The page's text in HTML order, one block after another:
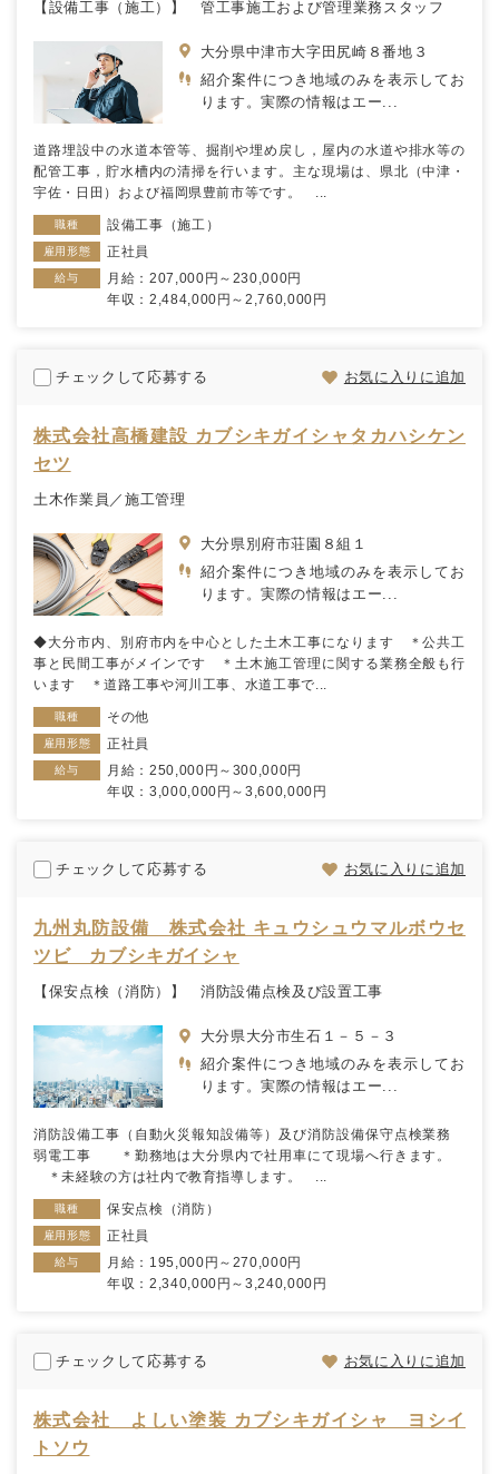
【設備工事（施工）】 管工事施工および管理業務スタッフ
大分県中津市大字田尻崎８番地３
紹介案件につき地域のみを表示してお
ります。実際の情報はエー...
道路埋設中の水道本管等、掘削や埋め戻し，屋内の水道や排水等の
配管工事，貯水槽内の清掃を行います。主な現場は、県北（中津・
宇佐・日田）および福岡県豊前市等です。 ...
職種 設備工事（施工）
雇用形態 正社員
給与
月給：207,000円～230,000円
年収：2,484,000円～2,760,000円
チェックして応募する お気に入りに追加
株式会社高橋建設 カブシキガイシャタカハシケン
セツ
土木作業員／施工管理
大分県別府市荘園８組１
紹介案件につき地域のみを表示してお
ります。実際の情報はエー...
◆大分市内、別府市内を中心とした土木工事になります ＊公共工
事と民間工事がメインです ＊土木施工管理に関する業務全般も行
います ＊道路工事や河川工事、水道工事で...
職種 その他
雇用形態 正社員
給与
月給：250,000円～300,000円
年収：3,000,000円～3,600,000円
チェックして応募する お気に入りに追加
九州丸防設備 株式会社 キュウシュウマルボウセ
ツビ カブシキガイシャ
【保安点検（消防）】 消防設備点検及び設置工事
大分県大分市生石１－５－３
紹介案件につき地域のみを表示してお
ります。実際の情報はエー...
消防設備工事（自動火災報知設備等）及び消防設備保守点検業務
弱電工事 ＊勤務地は大分県内で社用車にて現場へ行きます。
＊未経験の方は社内で教育指導します。 ...
職種 保安点検（消防）
雇用形態 正社員
給与
月給：195,000円～270,000円
年収：2,340,000円～3,240,000円
チェックして応募する お気に入りに追加
株式会社 よしい塗装 カブシキガイシャ ヨシイ
トソウ